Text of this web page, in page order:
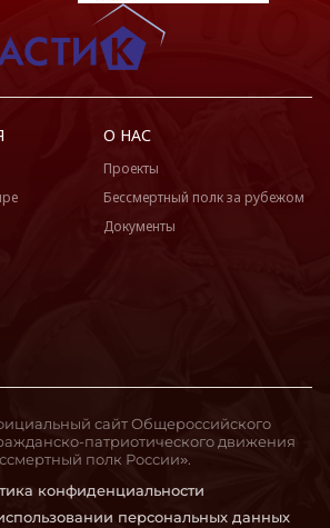
О НАС
Проекты
Бессмертный полк за рубежом
Документы
конфиденциальности
персональных данных
сайт Общероссийского
патриотического движения
полк России».